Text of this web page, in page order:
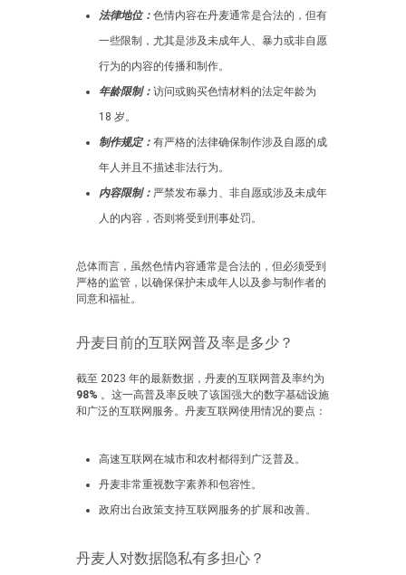
法律地位： 色情内容在丹麦通常是合法的，但有
一些限制，尤其是涉及未成年人、暴力或非自愿
行为的内容的传播和制作。
年龄限制： 访问或购买色情材料的法定年龄为
18 岁。
制作规定： 有严格的法律确保制作涉及自愿的成
年人并且不描述非法行为。
内容限制： 严禁发布暴力、非自愿或涉及未成年
人的内容，否则将受到刑事处罚。
总体而言，虽然色情内容通常是合法的，但必须受到
严格的监管，以确保保护未成年人以及参与制作者的
同意和福祉。
丹麦目前的互联网普及率是多少？
截至 2023 年的最新数据，丹麦的互联网普及率约为
98% 。这一高普及率反映了该国强大的数字基础设施
和广泛的互联网服务。丹麦互联网使用情况的要点：
高速互联网在城市和农村都得到广泛普及。
丹麦非常重视数字素养和包容性。
政府出台政策支持互联网服务的扩展和改善。
丹麦人对数据隐私有多担心？